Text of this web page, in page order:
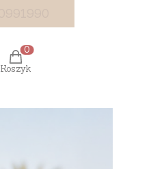
Produkty w koszyku: 0.
Koszyk